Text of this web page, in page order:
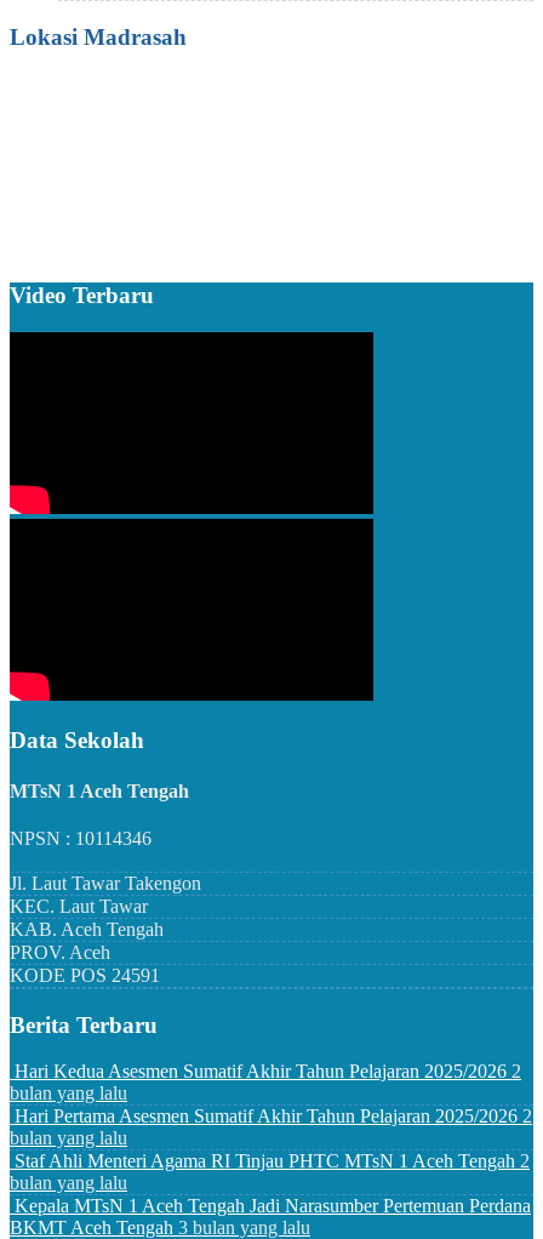
Lokasi Madrasah
Video Terbaru
Data Sekolah
MTsN 1 Aceh Tengah
NPSN : 10114346
Jl. Laut Tawar Takengon
KEC. Laut Tawar
KAB. Aceh Tengah
PROV. Aceh
KODE POS 24591
Berita Terbaru
Hari Kedua Asesmen Sumatif Akhir Tahun Pelajaran 2025/2026 2
bulan yang lalu
Hari Pertama Asesmen Sumatif Akhir Tahun Pelajaran 2025/2026 2
bulan yang lalu
Staf Ahli Menteri Agama RI Tinjau PHTC MTsN 1 Aceh Tengah 2
bulan yang lalu
Kepala MTsN 1 Aceh Tengah Jadi Narasumber Pertemuan Perdana
BKMT Aceh Tengah 3 bulan yang lalu